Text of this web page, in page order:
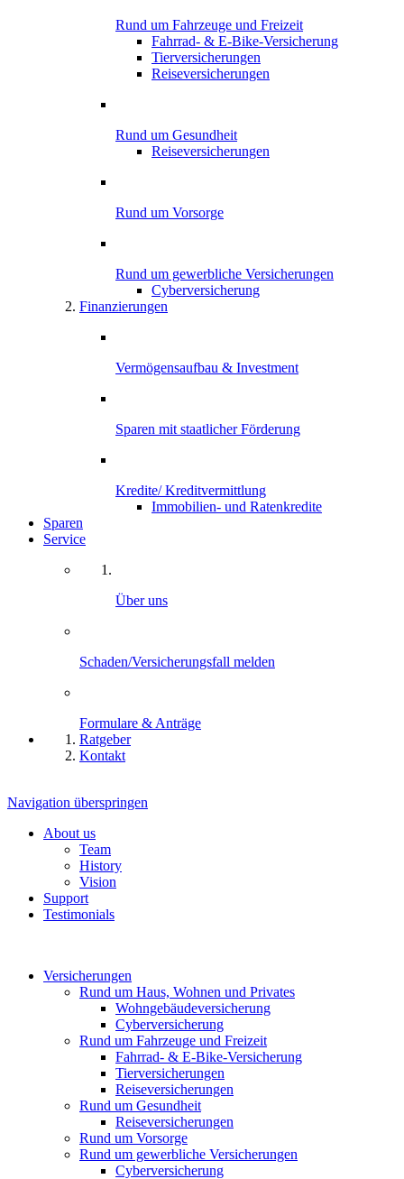
Rund um Fahrzeuge und Freizeit
Fahrrad- & E-Bike-Versicherung
Tierversicherungen
Reiseversicherungen
Rund um Gesundheit
Reiseversicherungen
Rund um Vorsorge
Rund um gewerbliche Versicherungen
Cyber­versicherung
Finanzierungen
Vermögensaufbau & Investment
Sparen mit staatlicher Förderung
Kredite/ Kreditvermittlung
Immobilien- und Ratenkredite
Sparen
Service
Über uns
Schaden/Versicherungsfall melden
Formulare & Anträge
Ratgeber
Kontakt
Navigation überspringen
About us
Team
History
Vision
Support
Testimonials
Versicherungen
Rund um Haus, Wohnen und Privates
Wohngebäude­versicherung
Cyber­versicherung
Rund um Fahrzeuge und Freizeit
Fahrrad- & E-Bike-Versicherung
Tierversicherungen
Reiseversicherungen
Rund um Gesundheit
Reiseversicherungen
Rund um Vorsorge
Rund um gewerbliche Versicherungen
Cyber­versicherung